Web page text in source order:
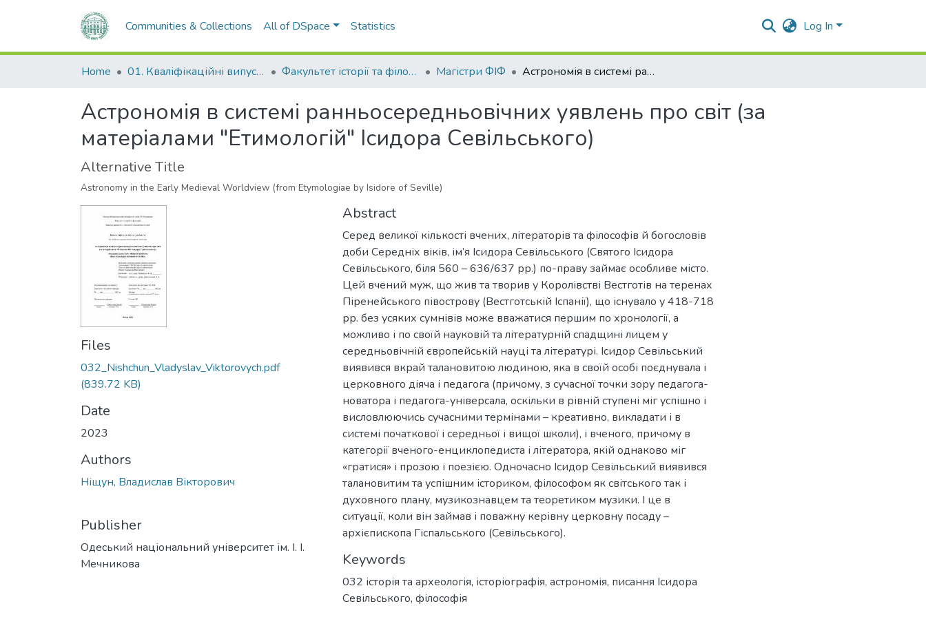
Communities & Collections All of DSpace Statistics Log In
Home 01. Кваліфікаційні випускні роботи здобувачів вищої освіти Факультет історії та філософії Магістри ФІФ Астрономія в системі ранньосередньовічних уявлень про світ (за матеріалами "Етимологій" Ісидора Севільського)
Астрономія в системі ранньосередньовічних уявлень про світ (за
матеріалами "Етимологій" Ісидора Севільського)
Alternative Title
Astronomy in the Early Medieval Worldview (from Etymologiae by Isidore of Seville)
Files
032_Nishchun_Vladyslav_Viktorovych.pdf
(839.72 KB)
Date
2023
Authors
Ніщун, Владислав Вікторович
Publisher
Одеський національний університет ім. І. І.
Мечникова
Abstract
Серед великої кількості вчених, літераторів та філософів й богословів
доби Середніх віків, ім’я Ісидора Севільського (Святого Ісидора
Севільського, біля 560 – 636/637 рр.) по-праву займає особливе місто.
Цей вчений муж, що жив та творив у Королівстві Вестготів на теренах
Піренейського півострову (Вестготській Іспанії), що існувало у 418-718
рр. без усяких сумнівів може вважатися першим по хронології, а
можливо і по своїй науковій та літературній спадщині лицем у
середньовічній європейській науці та літературі. Ісидор Севільський
виявився вкрай талановитою людиною, яка в своїй особі поєднувала і
церковного діяча і педагога (причому, з сучасної точки зору педагога-
новатора і педагога-універсала, оскільки в рівній ступені міг успішно і
висловлюючись сучасними термінами – креативно, викладати і в
системі початкової і середньої і вищої школи), і вченого, причому в
категорії вченого-енциклопедиста і літератора, якій однаково міг
«гратися» і прозою і поезією. Одночасно Ісидор Севільський виявився
талановитим та успішним істориком, філософом як світського так і
духовного плану, музикознавцем та теоретиком музики. І це в
ситуації, коли він займав і поважну керівну церковну посаду –
архієпископа Гіспальського (Севільського).
Keywords
032 історія та археологія, історіографія, астрономія, писання Ісидора
Севільського, філософія